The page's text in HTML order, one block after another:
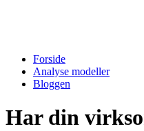
Forside
Analyse modeller
Bloggen
Har din